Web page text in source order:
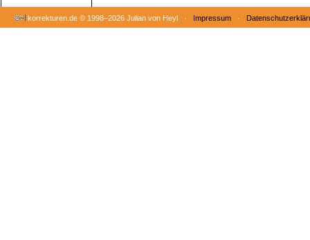
korrekturen.de © 1998–2026 Julian von Heyl · Impressum ·